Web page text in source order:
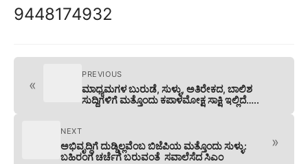
9448174932
«
PREVIOUS
ಮಾಧ್ಯಮಗಳ ಬುರುಡೆ, ಸುಳ್ಳು, ಅತಿರೇಕದ, ಬಾಲಿಶ
ಸುದ್ದಿಗಳಿಗೆ ಮತ್ತೊಂದು ಕಪಾಳಮೋಕ್ಷ ಸಾಕ್ಷಿ ಇಲ್ಲಿದೆ…..
NEXT
ಅಭಿವೃದ್ಧಿಗೆ ದುಡ್ಡಿಲ್ಲವೆಂಬ ಬಿಜೆಪಿಯ ಮತ್ತೊಂದು ಸುಳ್ಳು:
ಬಹಿರಂಗ ಚರ್ಚೆಗೆ ಬರುವಂತೆ ಸವಾಲೆಸೆದ ಸಿಎಂ
»